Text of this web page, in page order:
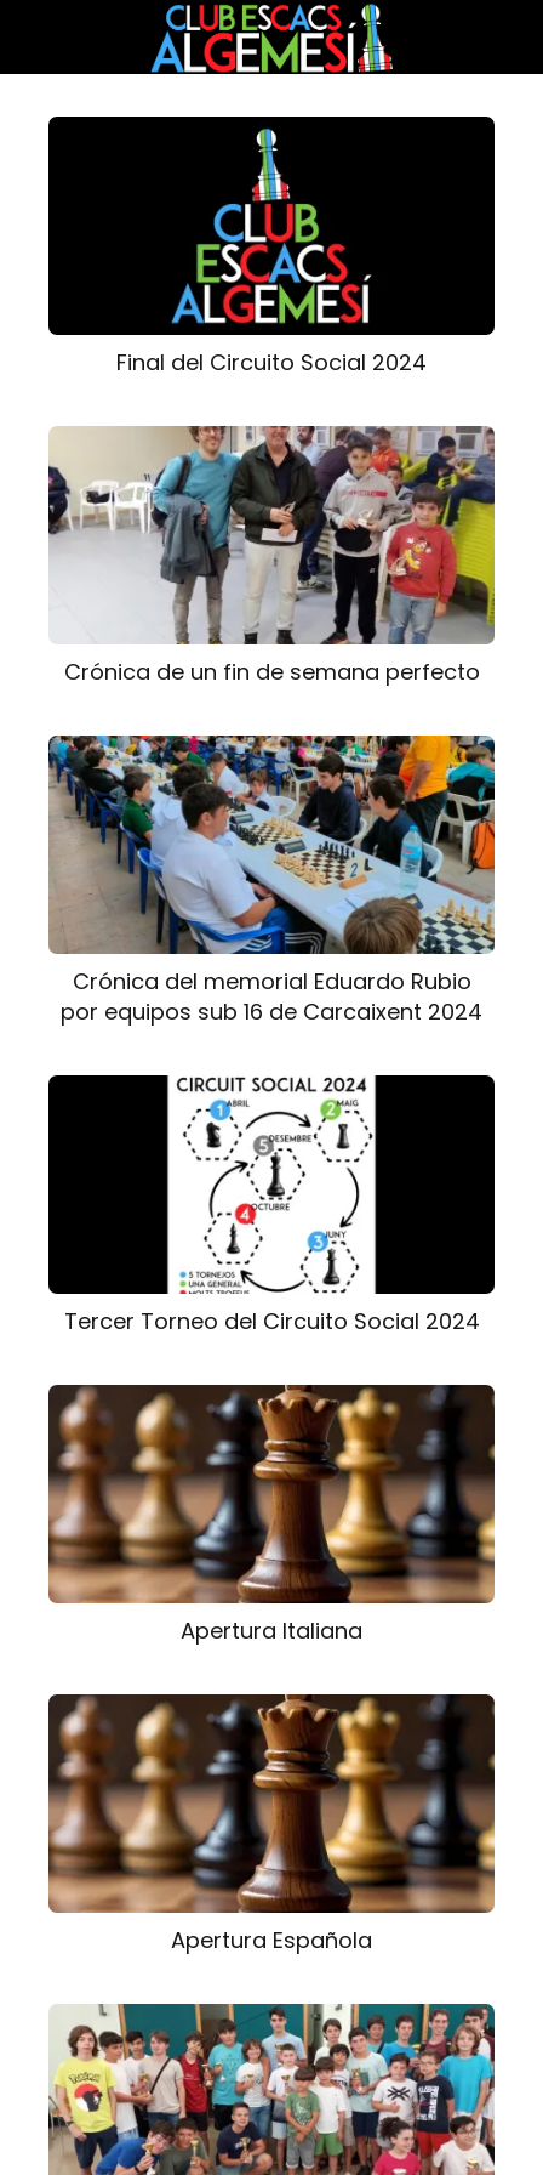
Final del Circuito Social 2024
Crónica de un fin de semana perfecto
Crónica del memorial Eduardo Rubio
por equipos sub 16 de Carcaixent 2024
Tercer Torneo del Circuito Social 2024
Apertura Italiana
Apertura Española